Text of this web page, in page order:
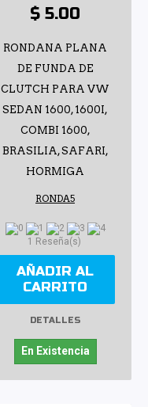
$ 5.00
RONDANA PLANA
DE FUNDA DE
CLUTCH PARA VW
SEDAN 1600, 1600I,
COMBI 1600,
BRASILIA, SAFARI,
HORMIGA
RONDA5
1 Reseña(s)
AÑADIR AL
CARRITO
DETALLES
En Existencia